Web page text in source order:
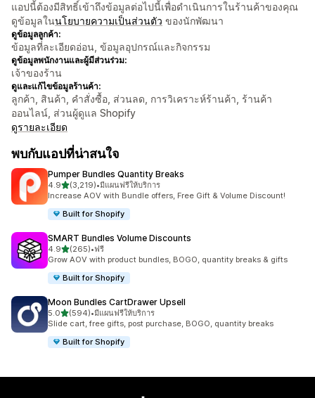
แอปนี้ต้องมีสิทธิ์เข้าถึงข้อมูลต่อไปนี้เพื่อดำเนินการในร้านค้าของคุณ
ดูข้อมูลในนโยบายความเป็นส่วนตัว ของนักพัฒนา
ดูข้อมูลลูกค้า:
ข้อมูลที่ละเอียดอ่อน, ข้อมูลอุปกรณ์และกิจกรรม
ดูข้อมูลพนักงานและผู้มีส่วนร่วม:
เจ้าของร้าน
ดูและแก้ไขข้อมูลร้านค้า:
ลูกค้า, สินค้า, คำสั่งซื้อ, ส่วนลด, การวิเคราะห์ร้านค้า, ร้านค้า
ออนไลน์, ส่วนผู้ดูแล Shopify
ดูรายละเอียด
พบกับแอปที่น่าสนใจ
Pumper Bundles Quantity Breaks
4.9เต็ม 5 ดาว
(3,219)
ทั้งหมด 3219 รีวิว
•มีแผนฟรีให้บริการ
Increase AOV with Bundle offers, Free Gift & Volume Discount!
Built for Shopify
SMART Bundles Volume Discounts
4.9เต็ม 5 ดาว
(265)
ทั้งหมด 265 รีวิว
•ฟรี
Grow AOV with product bundles, BOGO, quantity breaks & gifts
Built for Shopify
Moon Bundles CartDrawer Upsell
5.0เต็ม 5 ดาว
(594)
ทั้งหมด 594 รีวิว
•มีแผนฟรีให้บริการ
Slide cart, free gifts, post purchase, BOGO, quantity breaks
Built for Shopify